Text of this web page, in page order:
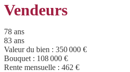
Vendeurs
78 ans
83 ans
Valeur du bien : 350 000 €
Bouquet : 108 000 €
Rente mensuelle : 462 €